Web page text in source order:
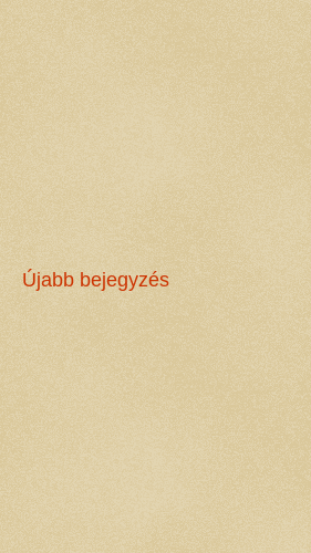
Újabb bejegyzés